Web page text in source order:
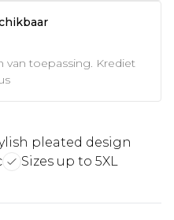
van toepassing. Krediet
pleated design
Sizes up to 5XL